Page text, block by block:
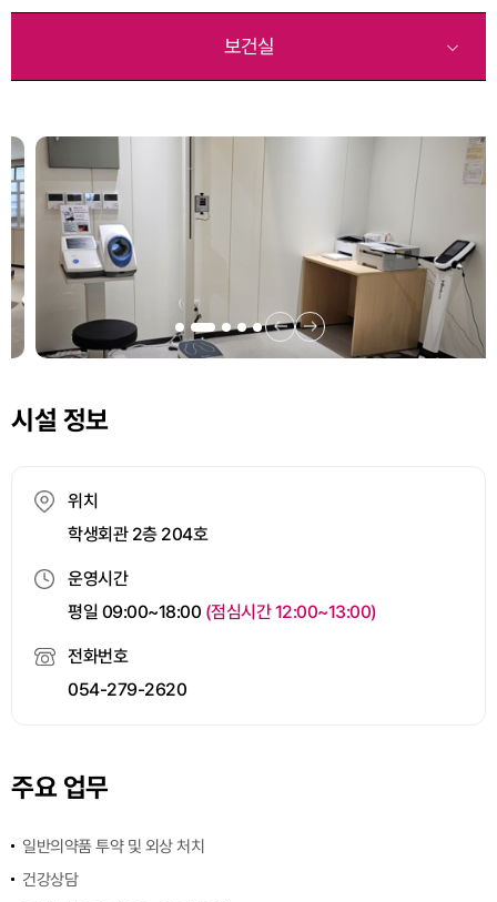
보건실
시설 정보
위치
학생회관 2층 204호
운영시간
평일 09:00~18:00 (점심시간 12:00~13:00)
전화번호
054-279-2620
주요 업무
일반의약품 투약 및 외상 처치
건강상담